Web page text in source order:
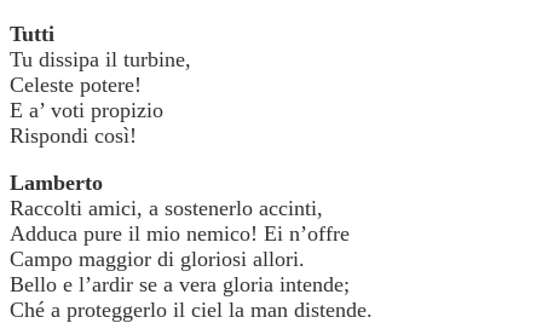
Tutti
Tu dissipa il turbine,
Celeste potere!
E a’ voti propizio
Rispondi così!
Lamberto
Raccolti amici, a sostenerlo accinti,
Adduca pure il mio nemico! Ei n’offre
Campo maggior di gloriosi allori.
Bello e l’ardir se a vera gloria intende;
Ché a proteggerlo il ciel la man distende.